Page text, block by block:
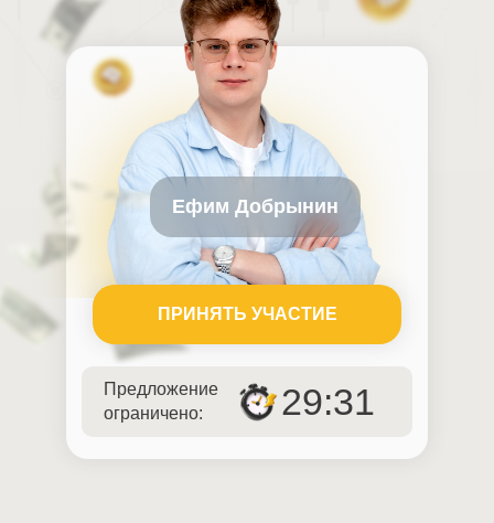
ПРИНЯТЬ УЧАСТИЕ
Предложение
ограничено:
29:31
Ефим Добрынин